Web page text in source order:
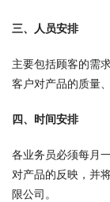
三、人员安排
主要包括顾客的需
客户对产品的质量
四、时间安排
各业务员必须每月
对产品的反映，并
限公司。